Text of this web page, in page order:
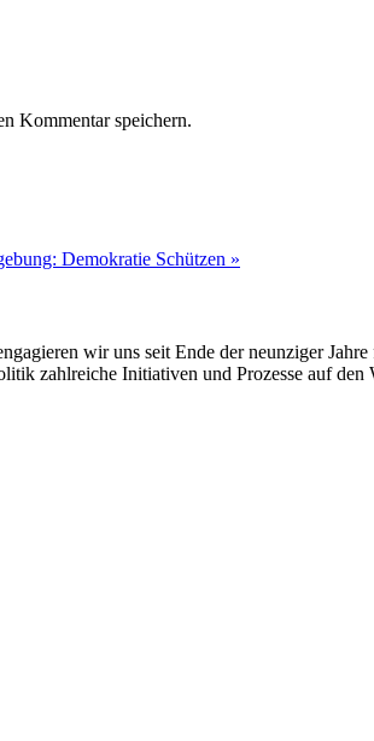
Kommentar speichern.
Demokratie Schützen »
wir uns seit Ende der neunziger
zahlreiche Initiativen und Prozesse auf den